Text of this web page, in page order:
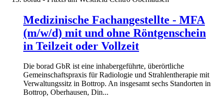
Medizinische Fachangestellte - MFA
(m/w/d) mit und ohne Röntgenschein
in Teilzeit oder Vollzeit
Die borad GbR ist eine inhabergeführte, überörtliche
Gemeinschaftspraxis für Radiologie und Strahlentherapie mit
Verwaltungssitz in Bottrop. An insgesamt sechs Standorten in
Bottrop, Oberhausen, Din...